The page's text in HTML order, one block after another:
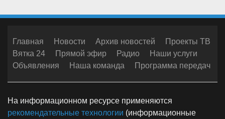
Главная Новости Архив новостей
Проекты ТВ
Вятка 24
Прямой эфир Радио
Наши услуги
Объявления
Наша команда Программа передач
На информационном ресурсе применяются
рекомендательные технологии (информационные